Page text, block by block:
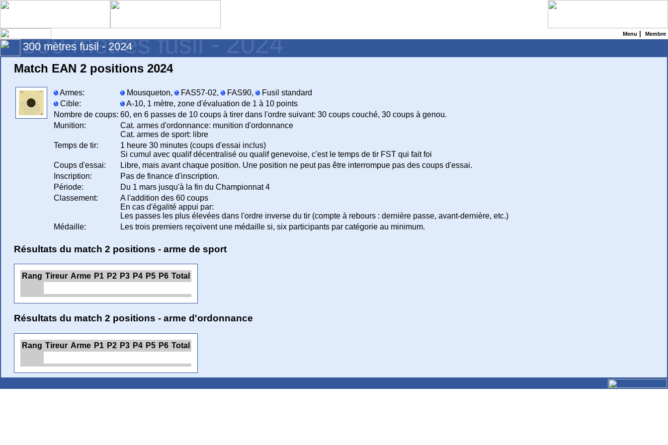
Menu Membre
300 mètres fusil - 2024
300 mètres fusil - 2024
Match EAN 2 positions 2024
Armes: Mousqueton, FAS57-02, FAS90,
Fusil standard
Cible:
A-10, 1 mètre, zone d'évaluation de 1 à 10 points
Nombre de coups: 60, en 6 passes de 10 coups à tirer dans l'ordre suivant: 30 coups couché, 30 coups à genou.
Munition:
Cat. armes d'ordonnance: munition d'ordonnance
Cat. armes de sport: libre
Temps de tir:
1 heure 30 minutes (coups d'essai inclus)
Si cumul avec qualif décentralisé ou qualif genevoise, c'est le temps de tir FST qui fait foi
Coups d'essai:
Libre, mais avant chaque position. Une position ne peut pas être interrompue pas des coups d'essai.
Inscription:
Pas de finance d'inscription.
Période:
Du 1 mars jusqu'à la fin du Championnat 4
Classement:
A l'addition des 60 coups
En cas d'égalité appui par:
Les passes les plus élevées dans l'ordre inverse du tir (compte à rebours : dernière passe, avant-dernière, etc.)
Médaille:
Les trois premiers reçoivent une médaille si, six participants par catégorie au minimum.
Résultats du match 2 positions - arme de sport
Rang Tireur Arme P1 P2 P3 P4 P5 P6 Total
Résultats du match 2 positions - arme d'ordonnance
Rang Tireur Arme P1 P2 P3 P4 P5 P6 Total